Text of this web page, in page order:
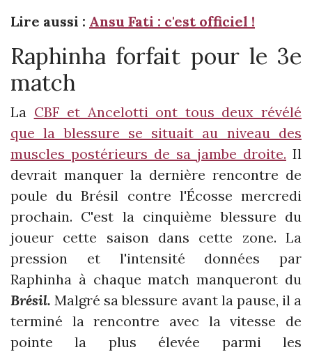
Lire aussi : Ansu Fati : c'est officiel !
Raphinha forfait pour le 3e
match
La CBF et Ancelotti ont tous deux révélé
que la blessure se situait au niveau des
muscles postérieurs de sa jambe droite. Il
devrait manquer la dernière rencontre de
poule du Brésil contre l'Écosse mercredi
prochain. C'est la cinquième blessure du
joueur cette saison dans cette zone. La
pression et l'intensité données par
Raphinha à chaque match manqueront du
Brésil. Malgré sa blessure avant la pause, il a
terminé la rencontre avec la vitesse de
pointe la plus élevée parmi les